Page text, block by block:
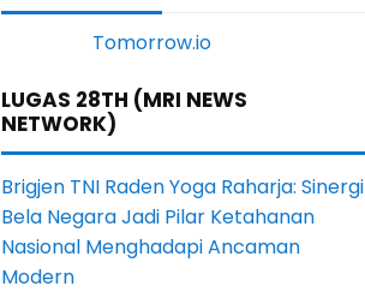
LUGAS 28TH (MRI NEWS
NETWORK)
Brigjen TNI Raden Yoga Raharja: Sinergi
Bela Negara Jadi Pilar Ketahanan
Nasional Menghadapi Ancaman
Modern